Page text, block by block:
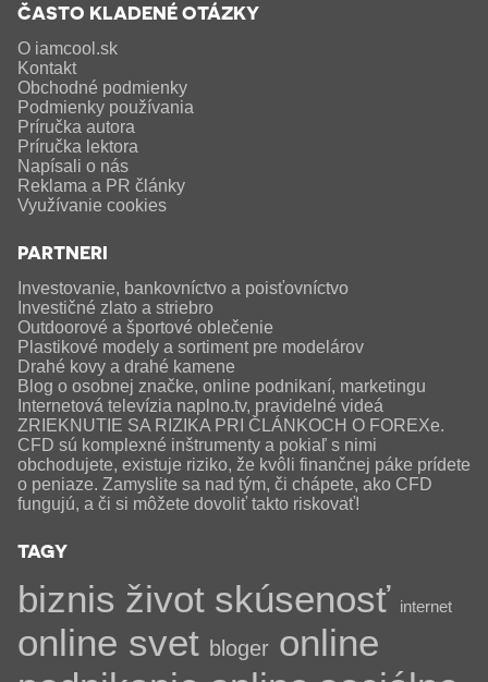
ČASTO KLADENÉ OTÁZKY
O iamcool.sk
Kontakt
Obchodné podmienky
Podmienky používania
Príručka autora
Príručka lektora
Napísali o nás
Reklama a PR články
Využívanie cookies
PARTNERI
Investovanie, bankovníctvo a poisťovníctvo
Investičné zlato a striebro
Outdoorové a športové oblečenie
Plastikové modely a sortiment pre modelárov
Drahé kovy a drahé kamene
Blog o osobnej značke, online podnikaní, marketingu
Internetová televízia naplno.tv, pravidelné videá
ZRIEKNUTIE SA RIZIKA PRI ČLÁNKOCH O FOREXe.
CFD sú komplexné inštrumenty a pokiaľ s nimi
obchodujete, existuje riziko, že kvôli finančnej páke prídete
o peniaze. Zamyslite sa nad tým, či chápete, ako CFD
fungujú, a či si môžete dovoliť takto riskovať!
TAGY
biznis život skúsenosť internet
online svet bloger online